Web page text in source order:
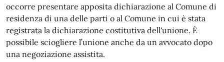
occorre presentare apposita dichiarazione al Comune di
residenza di una delle parti o al Comune in cui è stata
registrata la dichiarazione costitutiva dell'unione. È
possibile sciogliere l’unione anche da un avvocato dopo
una negoziazione assistita.